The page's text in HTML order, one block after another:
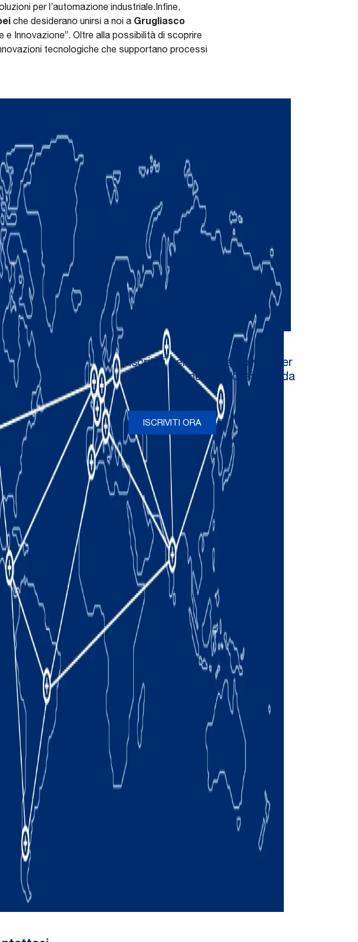
per l’automazione industriale.Infine,
che desiderano unirsi a noi a Grugliasco
e Innovazione”. Oltre alla possibilità di scoprire
tecnologiche che supportano processi
Iscriviti per ricevere newsletter
e aggiornamenti occasionali da
ISCRIVITI ORA